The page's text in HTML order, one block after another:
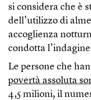
si considera che è
dell’utilizzo di
accoglienza
condotta
Le persone che
povertà assoluta
4,5 milioni, il